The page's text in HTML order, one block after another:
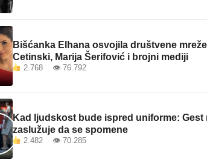
Bišćanka Elhana osvojila društvene
Cetinski, Marija Šerifović i brojni mediji
2.768 👁 76.792
Kad ljudskost bude ispred uniforme:
zaslužuje da se spomene
2.482 👁 70.285